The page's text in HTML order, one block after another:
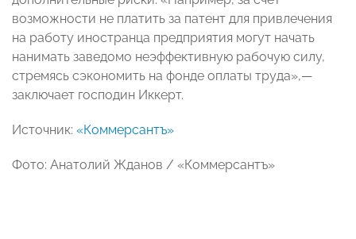
возможности не платить за патент для привлечения
на работу иностранца предприятия могут начать
нанимать заведомо неэффективную рабочую силу,
стремясь сэкономить на фонде оплаты труда»,—
заключает господин Иккерт.
Источник: «Коммерсантъ»
Фото: Анатолий Жданов / «Коммерсантъ»